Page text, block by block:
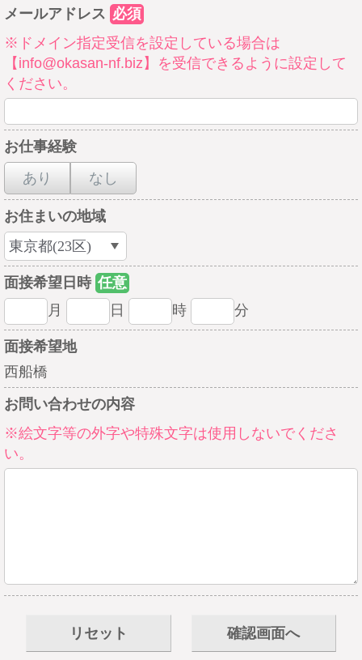
メールアドレス 必須
※ドメイン指定受信を設定している場合は
【info@okasan-nf.biz】を受信できるように設定して
ください。
お仕事経験
あり
なし
お住まいの地域
面接希望日時 任意
月
日 時 分
面接希望地
西船橋
お問い合わせの内容
※絵文字等の外字や特殊文字は使用しないでくださ
い。
リセット 確認画面へ